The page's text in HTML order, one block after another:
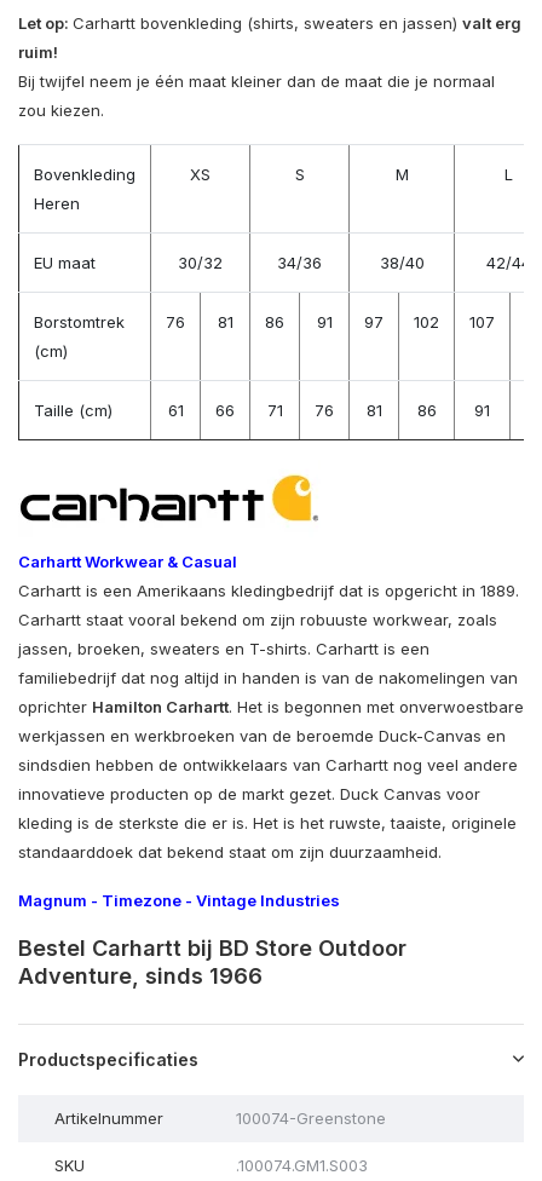
Let op: Carhartt bovenkleding (shirts, sweaters en jassen) valt erg
ruim!
Bij twijfel neem je één maat kleiner dan de maat die je normaal
zou kiezen.
Bovenkleding
Heren
XS S M L
EU maat 30/32 34/36 38/40 42/44
Borstomtrek
(cm)
76 81 86 91 97 102 107
Taille (cm) 61 66 71 76 81 86 91
Carhartt Workwear & Casual
Carhartt is een Amerikaans kledingbedrijf dat is opgericht in 1889.
Carhartt staat vooral bekend om zijn robuuste workwear, zoals
jassen, broeken, sweaters en T-shirts. Carhartt is een
familiebedrijf dat nog altijd in handen is van de nakomelingen van
oprichter Hamilton Carhartt. Het is begonnen met onverwoestbare
werkjassen en werkbroeken van de beroemde Duck-Canvas en
sindsdien hebben de ontwikkelaars van Carhartt nog veel andere
innovatieve producten op de markt gezet. Duck Canvas voor
kleding is de sterkste die er is. Het is het ruwste, taaiste, originele
standaarddoek dat bekend staat om zijn duurzaamheid.
Magnum - Timezone - Vintage Industries
Bestel Carhartt bij BD Store Outdoor
Adventure, sinds 1966
Productspecificaties
Artikelnummer 100074-Greenstone
SKU .100074.GM1.S003